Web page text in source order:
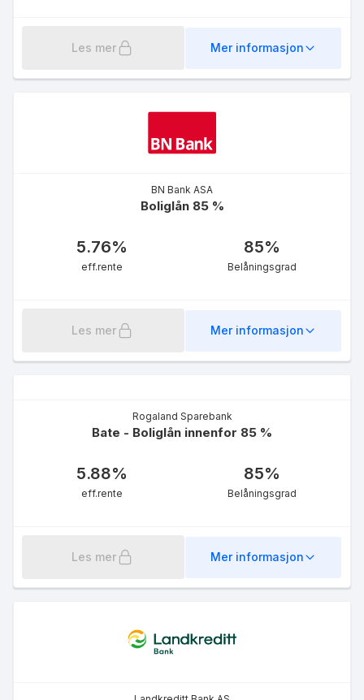
Farmaceutene - Boliglån
Ung u/90%
eff.rente
5.52%
Les mer Mer informasjon
BN Bank ASA
Boliglån 85 %
5.76%
eff.rente
85%
Belåningsgrad
Les mer Mer informasjon
Rogaland Sparebank
Bate - Boliglån innenfor 85 %
5.88%
eff.rente
85%
Belåningsgrad
Les mer Mer informasjon